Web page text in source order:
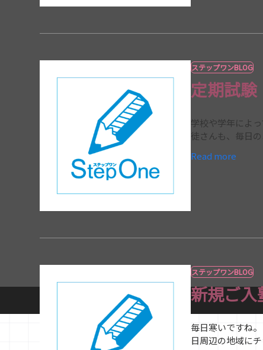
ステップワンBLOG
定期試験
学校や学年によ
徒さんも、毎日
Read more
ステップワンBLOG
新規ご
毎日寒いですね
日周辺の地域に